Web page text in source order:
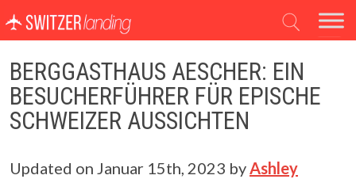
Hauptnavigation
BERGGASTHAUS AESCHER: EIN
BESUCHERFÜHRER FÜR EPISCHE
SCHWEIZER AUSSICHTEN
Updated on Januar 15th, 2023 byAshley